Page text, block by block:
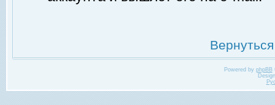
Powered by phpBB